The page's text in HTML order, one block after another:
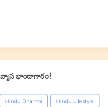
వ్యాస భాండాగారం!
Hindu Dharma
Hindu Lifestyle